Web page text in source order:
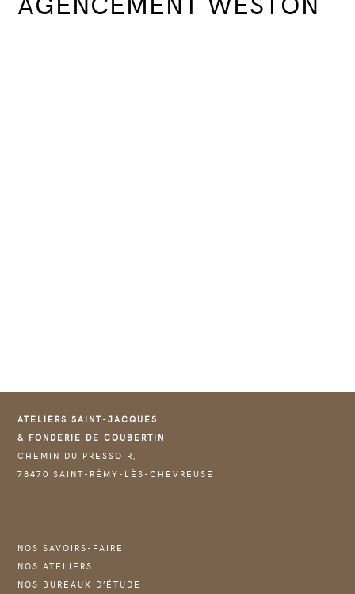
AGENCEMENT WESTON
ATELIERS SAINT-JACQUES
& FONDERIE DE COUBERTIN
CHEMIN DU PRESSOIR,
78470 SAINT-RÉMY-LÈS-CHEVREUSE
NOS SAVOIRS-FAIRE
NOS ATELIERS
NOS BUREAUX D’ÉTUDE